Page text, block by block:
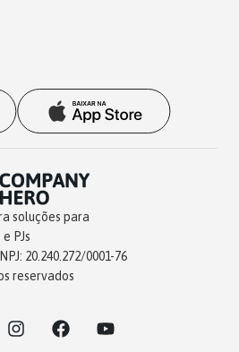
soluções para
PJs
20.240.272/0001-76
reservados